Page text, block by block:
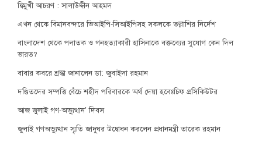
দ্বিমুখী আচরণ : সালাউদ্দীন আহমদ
এখন থেকে বিমানবন্দরে ভিআইপি-সিআইপিসহ সকলকে তল্লাশির নির্দেশ
বাংলাদেশ থেকে পলাতক ও গনহত্যাকারী হাসিনাকে বক্তব্যের সুযোগ কেন দিল
ভারত?
বাবার কবরে শ্রদ্ধা জানালেন ডা: জুবাইদা রহমান
দণ্ডিতদের সম্পত্তি বেঁচে শহীদ পরিবারকে অর্থ দেয়া হবেঃচিফ প্রসিকিউটর
আজ জুলাই গণ-অভ্যুত্থান’ দিবস
জুলাই গণঅভ্যুত্থান স্মৃতি জাদুঘর উদ্বোধন করলেন প্রধানমন্ত্রী তারেক রহমান